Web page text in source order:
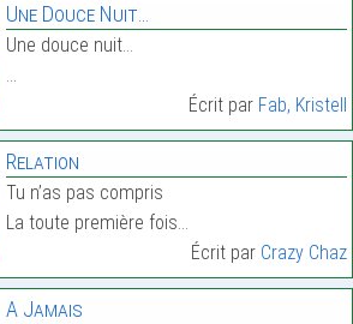
Une Douce Nuit…
Une douce nuit…
…
Écrit par Fab, Kristell
Relation
Tu n’as pas compris
La toute première fois…
Écrit par Crazy Chaz
A Jamais